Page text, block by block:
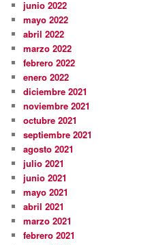
junio 2022
mayo 2022
abril 2022
marzo 2022
febrero 2022
enero 2022
diciembre 2021
noviembre 2021
octubre 2021
septiembre 2021
agosto 2021
julio 2021
junio 2021
mayo 2021
abril 2021
marzo 2021
febrero 2021